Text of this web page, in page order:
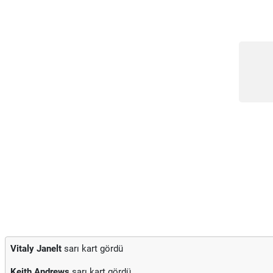
Vitaly Janelt sarı kart gördü